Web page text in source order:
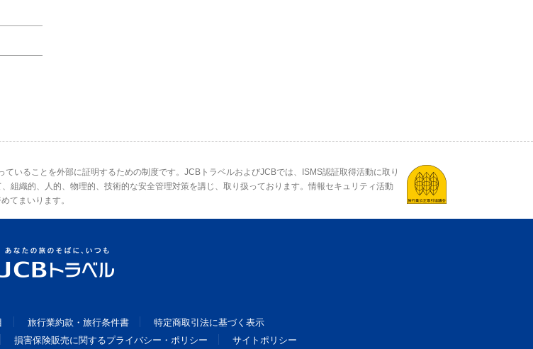
いることを外部に証明するための制度です。JCBトラベルおよびJCBでは、ISMS認証取得活動に取り
組織的、人的、物理的、技術的な安全管理対策を講じ、取り扱っております。情報セキュリティ活動
てまいります。
旅行業約款・旅行条件書
特定商取引法に基づく表示
損害保険販売に関するプライバシー・ポリシー サイトポリシー